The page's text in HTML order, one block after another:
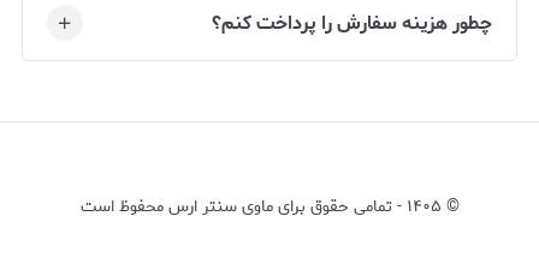
چطور هزینه سفارش را پرداخت کنم؟
© ۱۴۰۵ -تمامی حقوق برای ماوی سنتر ارس محفوظ است